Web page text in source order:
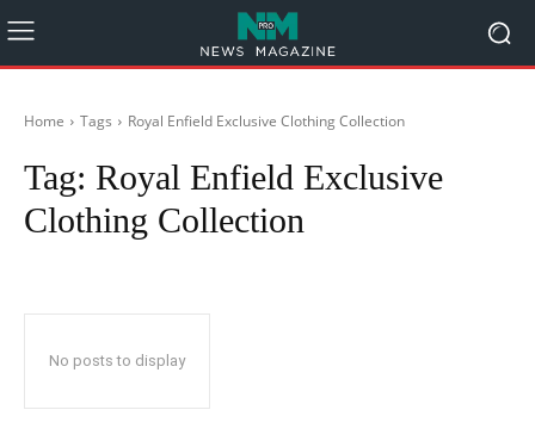
Home Tags Royal Enfield Exclusive Clothing Collection
Tag: Royal Enfield Exclusive
Clothing Collection
No posts to display